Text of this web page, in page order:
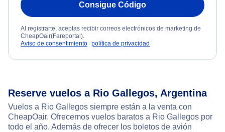
Consigue Código
Al registrarte, aceptas recibir correos electrónicos de marketing de
CheapOair(Fareportal).
Aviso de consentimiento política de privacidad
Reserve vuelos a Rio Gallegos, Argentina
Vuelos a Rio Gallegos siempre están a la venta con
CheapOair. Ofrecemos vuelos baratos a Rio Gallegos por
todo el año. Además de ofrecer los boletos de avión